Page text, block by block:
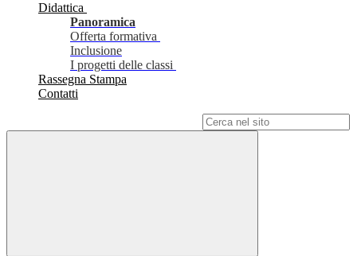
Didattica
Panoramica
Offerta formativa
Inclusione
I progetti delle classi
Rassegna Stampa
Contatti